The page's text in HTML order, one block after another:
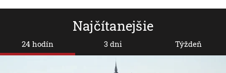
Najčítanejšie
24 hodín 3 dni Týždeň